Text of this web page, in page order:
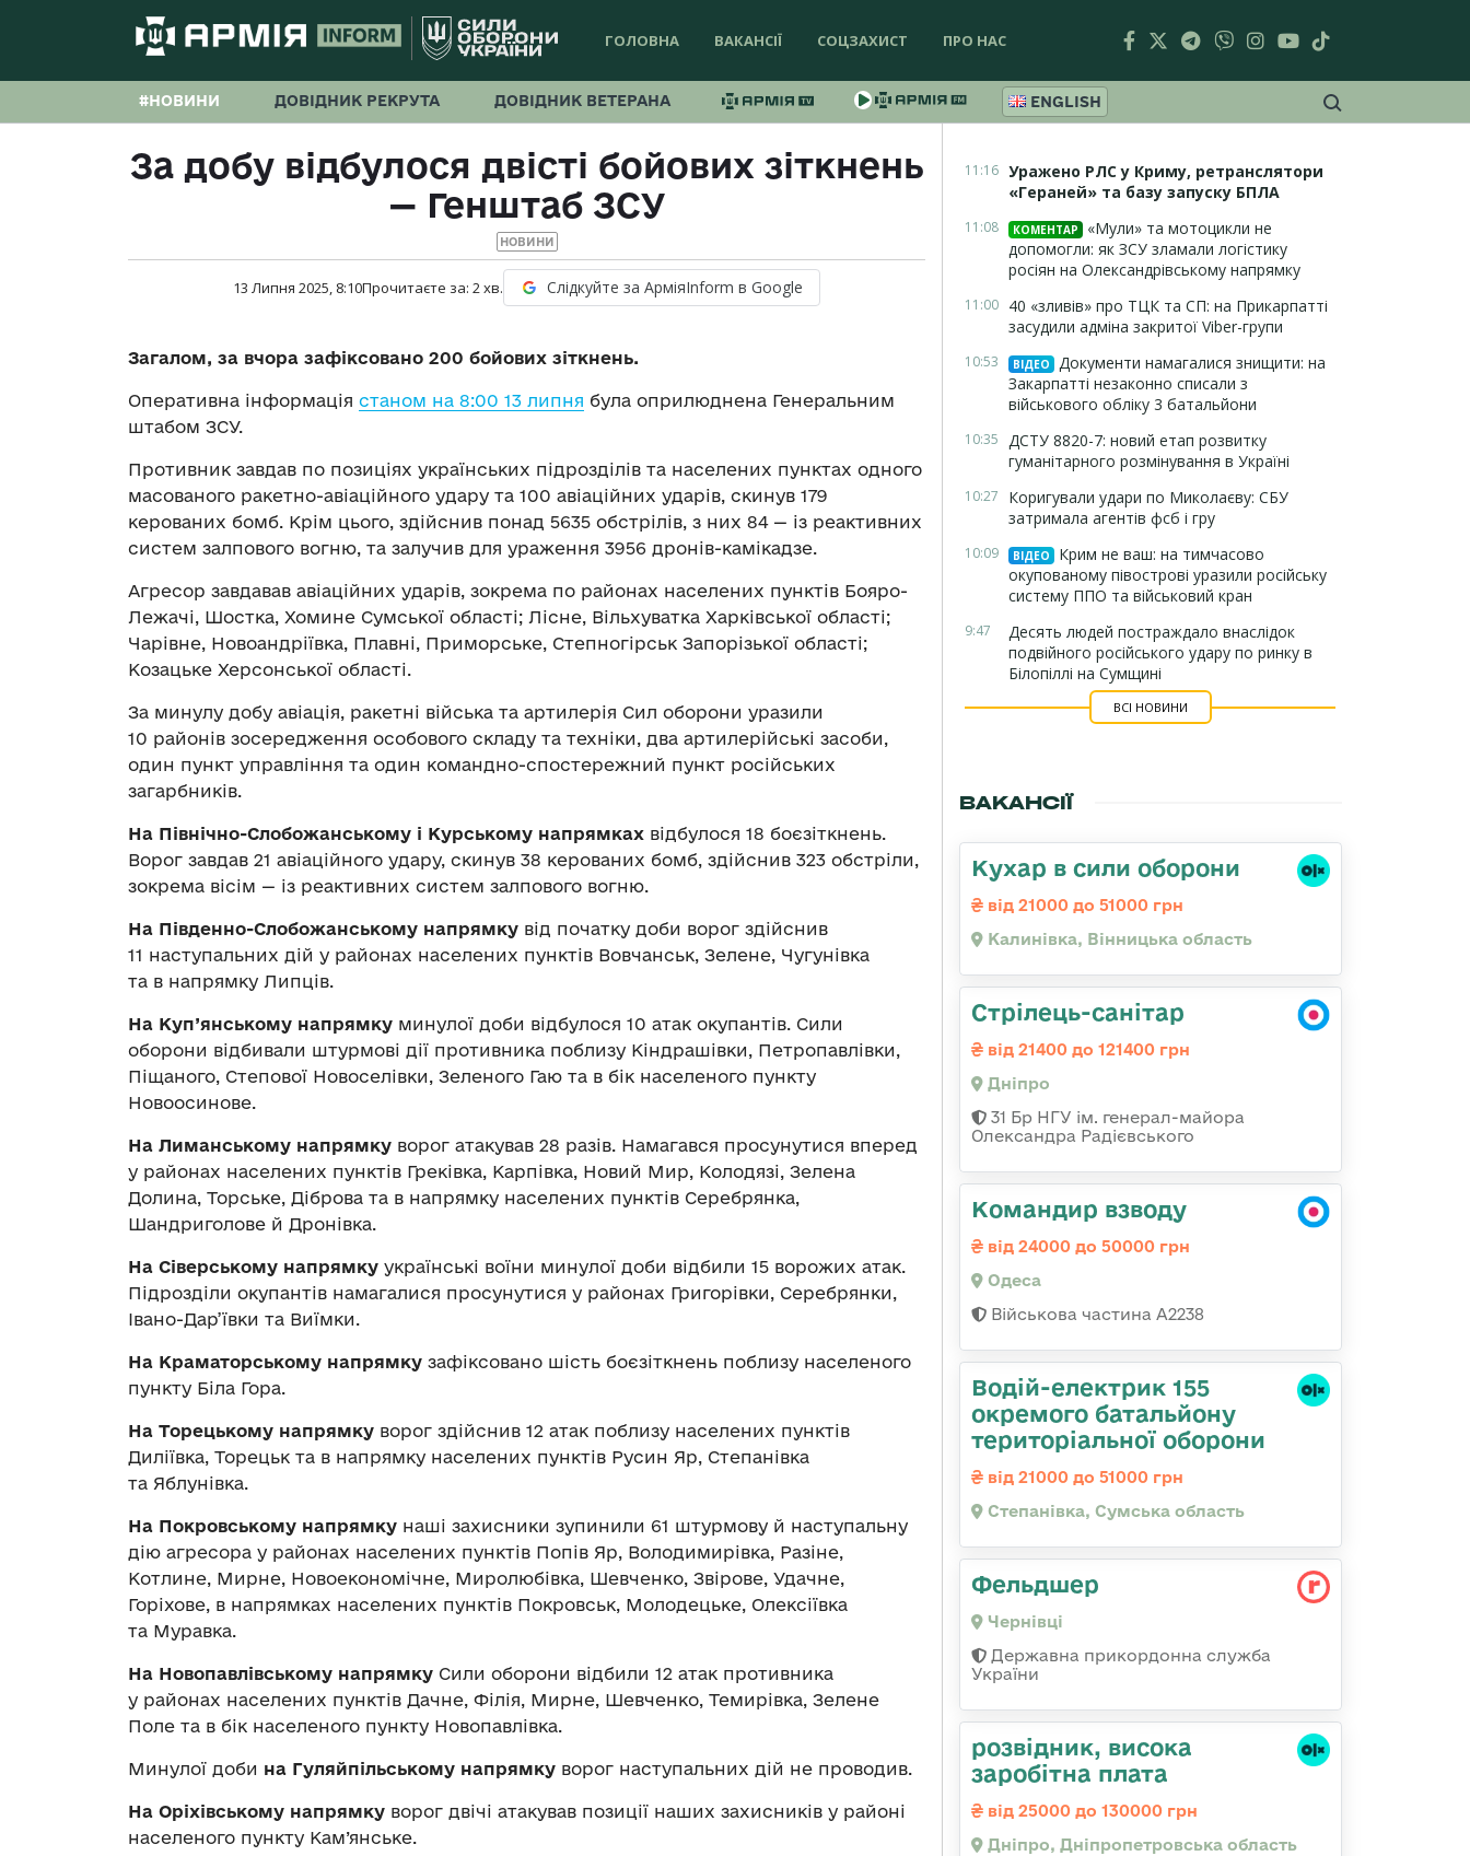
ГОЛОВНА ВАКАНСІЇ СОЦЗАХИСТ ПРО НАС
#НОВИНИ ДОВІДНИК РЕКРУТА ДОВІДНИК ВЕТЕРАНА ENGLISH
За добу відбулося двісті бойових зіткнень
— Генштаб ЗСУ
НОВИНИ
13 Липня 2025, 8:10Прочитаєте за: 2хв. Слідкуйте за АрміяInform в Google
Загалом, за вчора зафіксовано 200 бойових зіткнень.
Оперативна інформація станом на 8:00 13 липня була оприлюднена Генеральним
штабом ЗСУ.
Противник завдав по позиціях українських підрозділів та населених пунктах одного
масованого ракетно-авіаційного удару та 100 авіаційних ударів, скинув 179
керованих бомб. Крім цього, здійснив понад 5635 обстрілів, з них 84 — із реактивних
систем залпового вогню, та залучив для ураження 3956 дронів-камікадзе.
Агресор завдавав авіаційних ударів, зокрема по районах населених пунктів Бояро-
Лежачі, Шостка, Хомине Сумської області; Лісне, Вільхуватка Харківської області;
Чарівне, Новоандріївка, Плавні, Приморське, Степногірськ Запорізької області;
Козацьке Херсонської області.
За минулу добу авіація, ракетні війська та артилерія Сил оборони уразили
10 районів зосередження особового складу та техніки, два артилерійські засоби,
один пункт управління та один командно-спостережний пункт російських
загарбників.
На Північно-Слобожанському і Курському напрямках відбулося 18 боєзіткнень.
Ворог завдав 21 авіаційного удару, скинув 38 керованих бомб, здійснив 323 обстріли,
зокрема вісім — із реактивних систем залпового вогню.
На Південно-Слобожанському напрямку від початку доби ворог здійснив
11 наступальних дій у районах населених пунктів Вовчанськ, Зелене, Чугунівка
та в напрямку Липців.
На Куп’янському напрямку минулої доби відбулося 10 атак окупантів. Сили
оборони відбивали штурмові дії противника поблизу Кіндрашівки, Петропавлівки,
Піщаного, Степової Новоселівки, Зеленого Гаю та в бік населеного пункту
Новоосинове.
На Лиманському напрямку ворог атакував 28 разів. Намагався просунутися вперед
у районах населених пунктів Греківка, Карпівка, Новий Мир, Колодязі, Зелена
Долина, Торське, Діброва та в напрямку населених пунктів Серебрянка,
Шандриголове й Дронівка.
На Сіверському напрямку українські воїни минулої доби відбили 15 ворожих атак.
Підрозділи окупантів намагалися просунутися у районах Григорівки, Серебрянки,
Івано-Дар’ївки та Виїмки.
На Краматорському напрямку зафіксовано шість боєзіткнень поблизу населеного
пункту Біла Гора.
На Торецькому напрямку ворог здійснив 12 атак поблизу населених пунктів
Диліївка, Торецьк та в напрямку населених пунктів Русин Яр, Степанівка
та Яблунівка.
На Покровському напрямку наші захисники зупинили 61 штурмову й наступальну
дію агресора у районах населених пунктів Попів Яр, Володимирівка, Разіне,
Котлине, Мирне, Новоекономічне, Миролюбівка, Шевченко, Звірове, Удачне,
Горіхове, в напрямках населених пунктів Покровськ, Молодецьке, Олексіївка
та Муравка.
На Новопавлівському напрямку Сили оборони відбили 12 атак противника
у районах населених пунктів Дачне, Філія, Мирне, Шевченко, Темирівка, Зелене
Поле та в бік населеного пункту Новопавлівка.
Минулої доби на Гуляйпільському напрямку ворог наступальних дій не проводив.
На Оріхівському напрямку ворог двічі атакував позиції наших захисників у районі
населеного пункту Кам’янське.
11:16 Уражено РЛС у Криму, ретранслятори
«Гераней» та базу запуску БПЛА
11:08 КОМЕНТАР
«Мули» та мотоцикли не
допомогли: як ЗСУ зламали логістику
росіян на Олександрівському напрямку
11:00 40 «зливів» про ТЦК та СП: на Прикарпатті
засудили адміна закритої Viber-групи
10:53 ВІДЕО
Документи намагалися знищити: на
Закарпатті незаконно списали з
військового обліку 3 батальйони
10:35 ДСТУ 8820-7: новий етап розвитку
гуманітарного розмінування в Україні
10:27
Коригували удари по Миколаєву: СБУ
затримала агентів фсб і гру
10:09 ВІДЕО
Крим не ваш: на тимчасово
окупованому півострові уразили російську
систему ППО та військовий кран
9:47
Десять людей постраждало внаслідок
подвійного російського удару по ринку в
Білопіллі на Сумщині
ВСІ НОВИНИ
ВАКАНСІЇ
Кухар в сили оборони
від 21000 до 51000 грн
Калинівка, Вінницька область
Стрілець-санітар
від 21400 до 121400 грн
Дніпро
31 Бр НГУ ім. генерал-майора
Олександра Радієвського
Командир взводу
від 24000 до 50000 грн
Одеса
Військова частина А2238
Водій-електрик 155
окремого батальйону
територіальної оборони
від 21000 до 51000 грн
Степанівка, Сумська область
Фельдшер
Чернівці
Державна прикордонна служба
України
розвідник, висока
заробітна плата
від 25000 до 130000 грн
Дніпро, Дніпропетровська область